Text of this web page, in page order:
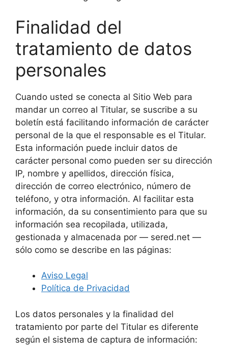
Finalidad del
tratamiento de datos
personales
Cuando usted se conecta al Sitio Web para
mandar un correo al Titular, se suscribe a su
boletín está facilitando información de carácter
personal de la que el responsable es el Titular.
Esta información puede incluir datos de
carácter personal como pueden ser su dirección
IP, nombre y apellidos, dirección física,
dirección de correo electrónico, número de
teléfono, y otra información. Al facilitar esta
información, da su consentimiento para que su
información sea recopilada, utilizada,
gestionada y almacenada por — sered.net —
sólo como se describe en las páginas:
Aviso Legal
Política de Privacidad
Los datos personales y la finalidad del
tratamiento por parte del Titular es diferente
según el sistema de captura de información: